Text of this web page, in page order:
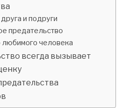
и подруги
предательство
человека
всегда вызывает